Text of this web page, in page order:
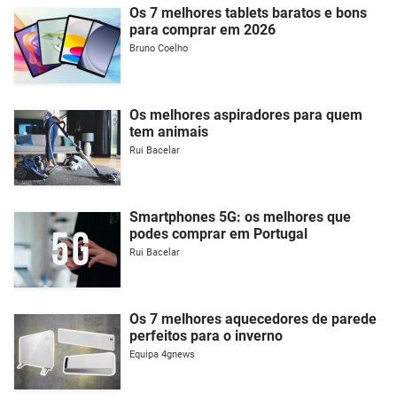
Os 7 melhores tablets baratos e bons
para comprar em 2026
Bruno Coelho
Os melhores aspiradores para quem
tem animais
Rui Bacelar
Smartphones 5G: os melhores que
podes comprar em Portugal
Rui Bacelar
Os 7 melhores aquecedores de parede
perfeitos para o inverno
Equipa 4gnews